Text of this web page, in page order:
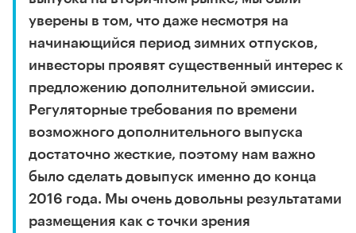
уверены в том, что даже несмотря на
начинающийся период зимних отпусков,
инвесторы проявят существенный интерес к
предложению дополнительной эмиссии.
Регуляторные требования по времени
возможного дополнительного выпуска
достаточно жесткие, поэтому нам важно
было сделать довыпуск именно до конца
2016 года. Мы очень довольны результатами
размещения как с точки зрения